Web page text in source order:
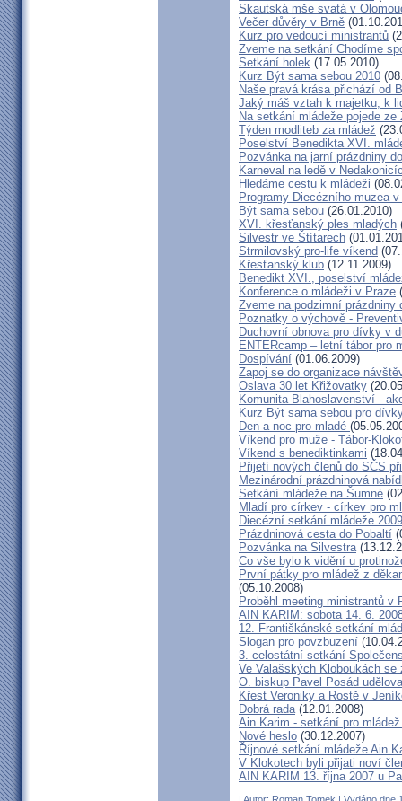
Skautská mše svatá v
Večer důvěry v Brně
Kurz pro vedoucí ministrantů
Zveme na setkání Chodíme
Setkání holek (17.05.2010)
Kurz Být sama sebou 2010
Naše pravá krása přichází od
Jaký máš vztah k majetku, k
Na setkání mládeže pojede ze
Týden modliteb za mládež
Poselství Benedikta XVI.
Pozvánka na jarní prázdniny
Karneval na ledě v
Hledáme cestu k mládeži
Programy Diecézního muzea
Být sama sebou (26.01.2010)
XVI. křesťanský ples mladých
Silvestr ve Štítarech
Strmilovský pro-life víkend
Křesťanský klub (12.11.2009)
Benedikt XVI., poselství
Konference o mládeži v Praze
Zveme na podzimní prázdniny
Poznatky o výchově -
Duchovní obnova pro dívky v
ENTERcamp – letní tábor pro
Dospívání (01.06.2009)
Zapoj se do organizace
Oslava 30 let Křižovatky
Komunita Blahoslavenství -
Kurz Být sama sebou pro
Den a noc pro mladé
Víkend pro muže - Tábor-
Víkend s benediktinkami
Přijetí nových členů do SČS
Mezinárodní prázdninová
Setkání mládeže na Šumné
Mladí pro církev - církev pro
Diecézní setkání mládeže 2009
Prázdninová cesta do Pobaltí
Pozvánka na Silvestra
Co vše bylo k vidění u
První pátky pro mládež z
(05.10.2008)
Proběhl meeting ministrantů v
AIN KARIM: sobota 14. 6.
12. Františkánské setkání
Slogan pro povzbuzení
3. celostátní setkání
Ve Valašských Kloboukách
O. biskup Pavel Posád
Křest Veroniky a Rostě v
Dobrá rada(12.01.2008)
Ain Karim - setkání pro
Nové heslo (30.12.2007)
Říjnové setkání mládeže Ain
V Klokotech byli přijati noví
AIN KARIM 13. října 2007 u